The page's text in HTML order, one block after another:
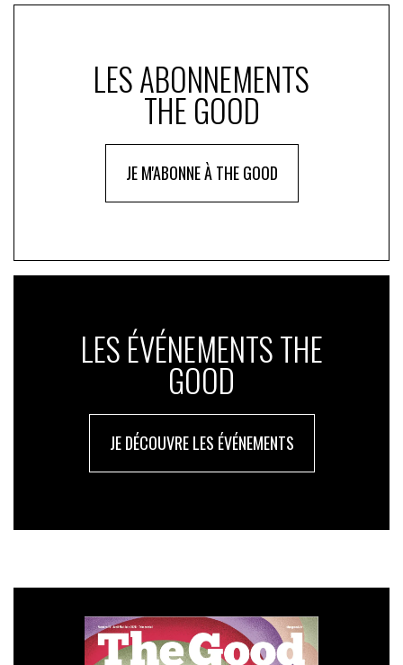
LES ABONNEMENTS
THE GOOD
JE M'ABONNE À THE GOOD
LES ÉVÉNEMENTS THE
GOOD
JE DÉCOUVRE LES ÉVÉNEMENTS